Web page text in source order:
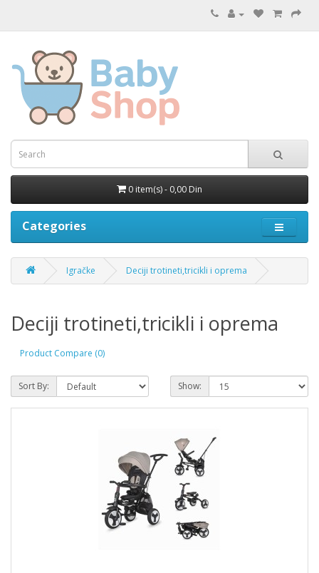
0 item(s) - 0,00 Din
Categories
Igračke Deciji trotineti,tricikli i oprema
Deciji trotineti,tricikli i oprema
Product Compare (0)
Sort By: Show: